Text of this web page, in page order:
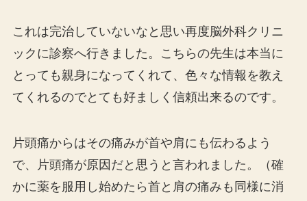
これは完治していないなと思い再度脳外科クリニ
ックに診察へ行きました。こちらの先生は本当に
とっても親身になってくれて、色々な情報を教え
てくれるのでとても好ましく信頼出来るのです。
片頭痛からはその痛みが首や肩にも伝わるよう
で、片頭痛が原因だと思うと言われました。（確
かに薬を服用し始めたら首と肩の痛みも同様に消